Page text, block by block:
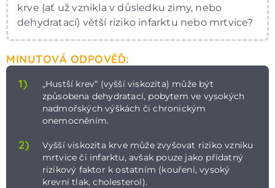
krve (ať už vznikla v důsledku zimy, nebo
dehydratací) větší riziko infarktu nebo mrtvice?
MINUTOVÁ ODPOVĚĎ:
1)
„Hustší krev“ (vyšší viskozita) může být
způsobena dehydratací, pobytem ve vysokých
nadmořských výškách či chronickým
onemocněním.
2)
Vyšší viskozita krve může zvyšovat riziko vzniku
mrtvice či infarktu, avšak pouze jako přídatný
rizikový faktor k ostatním (kouření, vysoký
krevní tlak, cholesterol).